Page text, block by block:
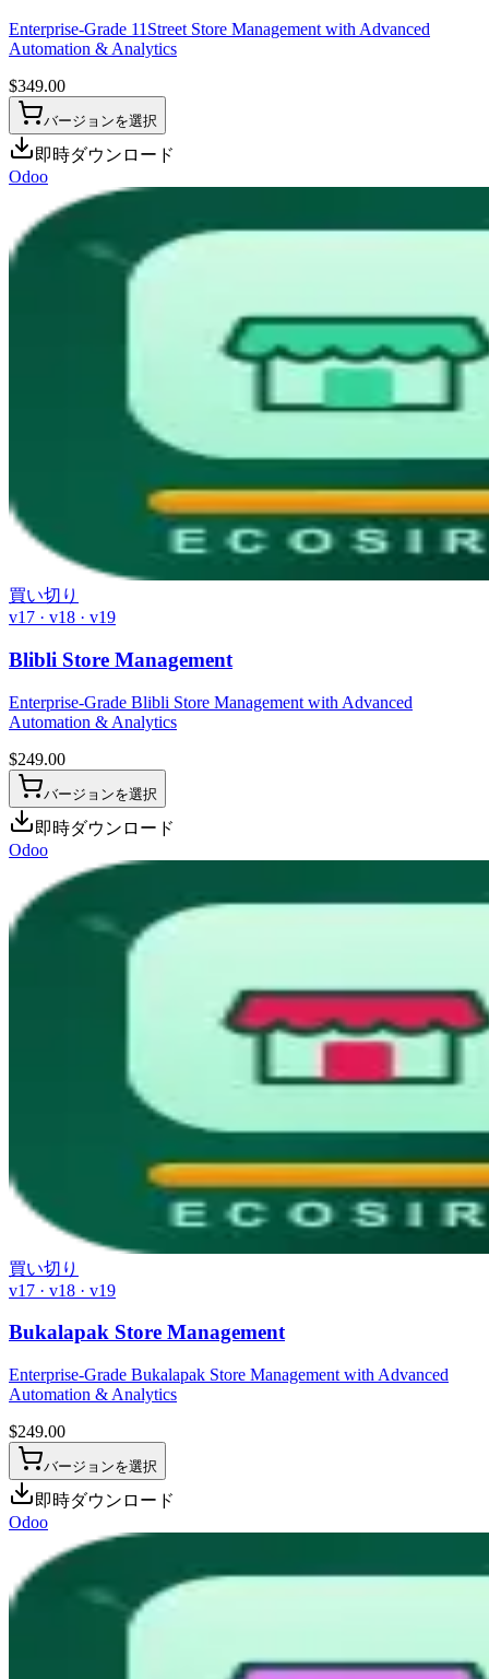
Enterprise-Grade 11Street Store Management with Advanced
Automation & Analytics
$349.00
バージョンを選択
即時ダウンロード
Odoo
買い切り
v17 · v18 · v19
Blibli Store Management
Enterprise-Grade Blibli Store Management with Advanced
Automation & Analytics
$249.00
バージョンを選択
即時ダウンロード
Odoo
買い切り
v17 · v18 · v19
Bukalapak Store Management
Enterprise-Grade Bukalapak Store Management with Advanced
Automation & Analytics
$249.00
バージョンを選択
即時ダウンロード
Odoo